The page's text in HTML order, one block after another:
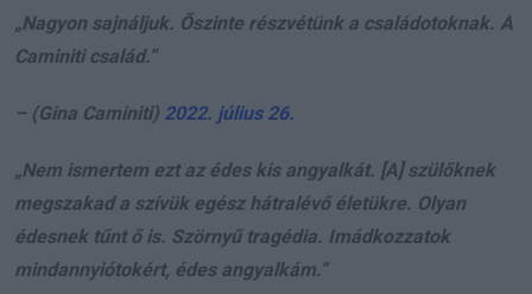
„Nagyon sajnáljuk. Őszinte részvétünk a családotoknak. A
Caminiti család.”
– (Gina Caminiti) 2022. július 26.
„Nem ismertem ezt az édes kis angyalkát. [A] szülőknek
megszakad a szívük egész hátralévő életükre. Olyan
édesnek tűnt ő is. Szörnyű tragédia. Imádkozzatok
mindannyiótokért, édes angyalkám.”